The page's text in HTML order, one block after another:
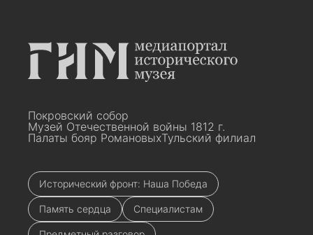
Покровский собор
Музей Отечественной войны 1812 г.
Палаты бояр РомановыхТульский филиал
Исторический фронт: Наша Победа
Память сердца Специалистам